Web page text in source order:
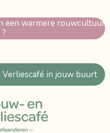
een warmere rouwcultuur
?
in jouw buurt